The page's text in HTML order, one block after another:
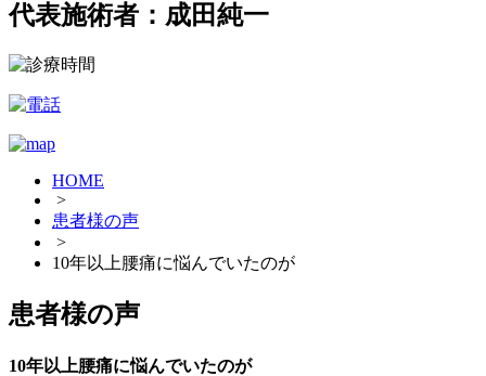
代表施術者：成田純一
HOME
>
患者様の声
>
10年以上腰痛に悩んでいたのが
患者様の声
10年以上腰痛に悩んでいたのが